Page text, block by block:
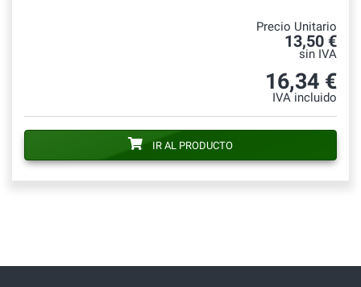
Precio Unitario
13,50 €
sin IVA
16,34 €
IVA incluido
IR AL PRODUCTO